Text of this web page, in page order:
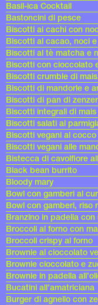
Basil-ica Cocktail
Bastoncini di pesce
Biscotti ai cachi con
Biscotti al cacao, noci
Biscotti al tè matcha e
Biscotti con cioccolato
Biscotti crumble di
Biscotti di mandorle e
Biscotti di pan di
Biscotti integrali di mais
Biscotti salati al
Biscotti vegani al
Biscotti vegani alle
Bistecca di cavolfiore
Black bean burrito
Bloody mary
Bowl con gamberi al
Bowl con gamberi, riso
Branzino in padella
Broccoli al forno con
Broccoli crispy al forno
Brownie al cioccolato
Brownie cioccolato e
Brownie in padella
Bucatini all’amatriciana
Burger di agnello con